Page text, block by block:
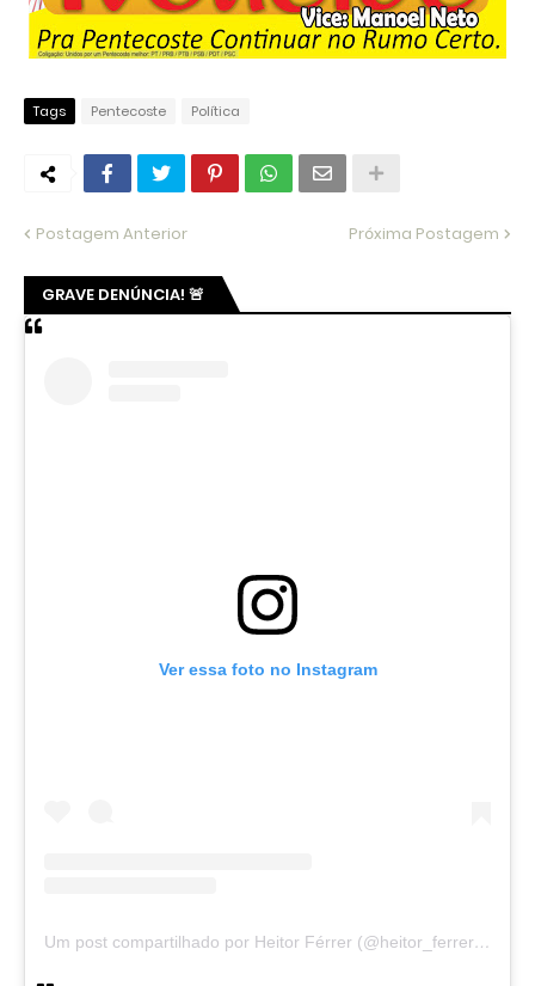
Tags Pentecoste Política
Postagem Anterior Próxima Postagem
GRAVE DENÚNCIA! 🚨
Ver essa foto no Instagram
Um post compartilhado por Heitor Férrer (@heitor_ferrer77)